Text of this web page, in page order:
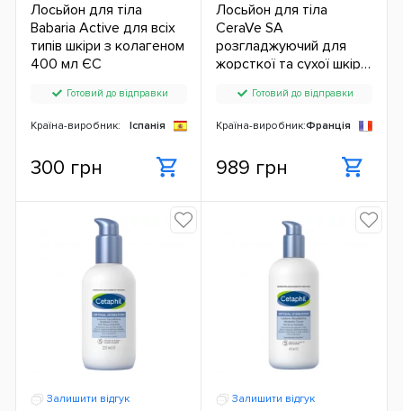
Лосьйон для тіла
Babaria Active для всіх
типів шкіри з колагеном
400 мл ЄС
Готовий до відправки
Країна-виробник: Іспанія
300 грн
Лосьйон для тіла
CeraVe SA
розгладжуючий для
жорсткої та сухої шкіри
Готовий до відправки
Країна-виробник:Франція
989 грн
Залишити відгук Залишити відгук